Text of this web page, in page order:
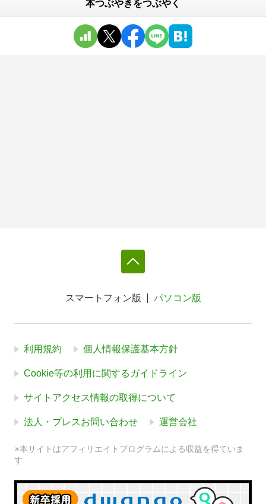
本つぶやきをつぶやく
スマートフォン版 パソコン版
利用規約 個人情報保護基本方針
Cookie等の利用に関するガイドライン
サイトアクセス情報の取得について
法人・プレスお問い合わせ 運営会社
※本サイトはアフィリエイトプログラムによる収益を得ていま
す